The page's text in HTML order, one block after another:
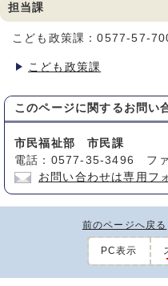
担当課
こども政策課：0577-57-
こども政策課
このページに関する お問い
市民福祉部 市民課
電話：0577-35-3496 フ
お問い合わせは専用フ
前のページへ戻る
PC表示